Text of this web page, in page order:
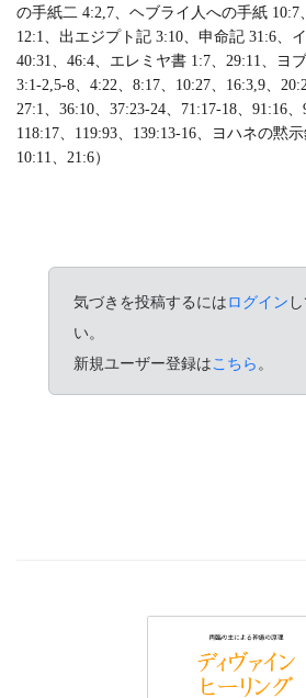
の手紙二 4:2,7、ヘブライ人への手紙 10:7
12:1、出エジプト記 3:10、申命記 31:6、イ
40:31、46:4、エレミヤ書 1:7、29:11、ヨ
3:1-2,5-8、4:22、8:17、10:27、16:3,9、
27:1、36:10、37:23-24、71:17-18、91:16、
118:17、119:93、139:13-16、ヨハネの黙示
10:11、21:6）
気づきを投稿するにはログイン
い。
新規ユーザー登録はこちら 。